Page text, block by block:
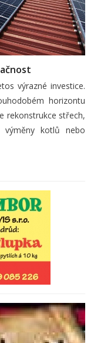
výrazné investice.
horizontu
rekonstrukce střech,
výměny kotlů nebo